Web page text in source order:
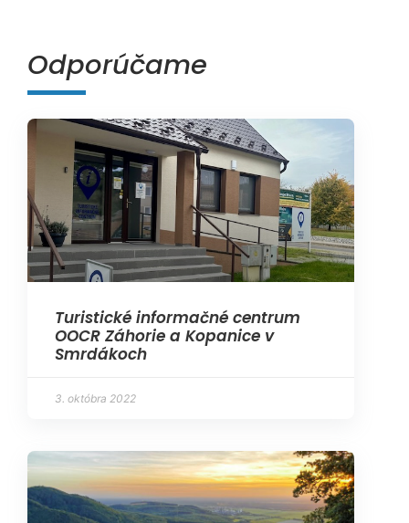
Odporúčame
Turistické informačné centrum
OOCR Záhorie a Kopanice v
Smrdákoch
3. októbra 2022